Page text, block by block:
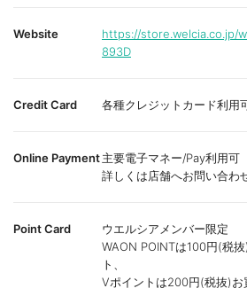
Website
https://store.welcia.co.jp/
893D
Credit Card 各種クレジットカード利用
Online Payment主要電子マネー/Pay利用可
詳しくは店舗へお問い合わ
Point Card
ウエルシアメンバー限定
WAON POINTは100円(税
ト、
Vポイントは200円(税抜)お